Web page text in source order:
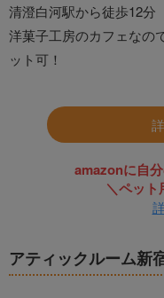
清澄白河駅から徒歩12分
洋菓子工房のカフェなの
ット可！
amazonに自
＼ペット
アティックルーム新